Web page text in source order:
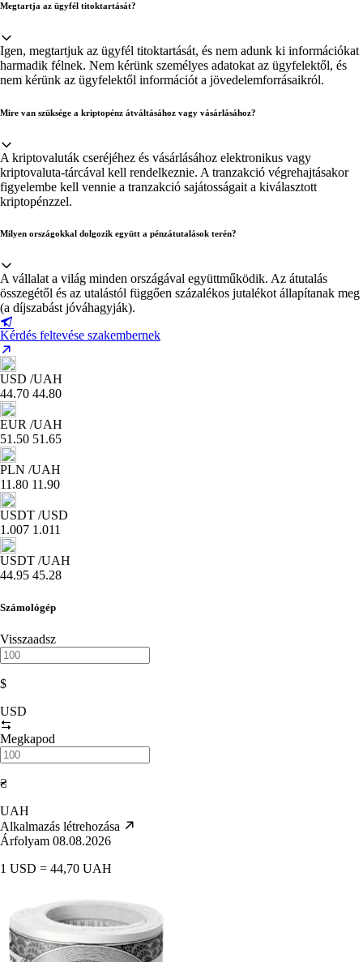
Megtartja az ügyfél titoktartását?
Igen, megtartjuk az ügyfél titoktartását, és nem adunk ki információkat
harmadik félnek. Nem kérünk személyes adatokat az ügyfelektől, és
nem kérünk az ügyfelektől információt a jövedelemforrásaikról.
Mire van szüksége a kriptopénz átváltásához vagy vásárlásához?
A kriptovaluták cseréjéhez és vásárlásához elektronikus vagy
kriptovaluta-tárcával kell rendelkeznie. A tranzakció végrehajtásakor
figyelembe kell vennie a tranzakció sajátosságait a kiválasztott
kriptopénzzel.
Milyen országokkal dolgozik együtt a pénzátutalások terén?
A vállalat a világ minden országával együttműködik. Az átutalás
összegétől és az utalástól függően százalékos jutalékot állapítanak meg
(a díjszabást jóváhagyják).
Kérdés feltevése szakembernek
USD /UAH
44.70 44.80
EUR /UAH
51.50 51.65
PLN /UAH
11.80 11.90
USDT /USD
1.007 1.011
USDT /UAH
44.95 45.28
Számológép
Visszaadsz
$
USD
Megkapod
₴
UAH
Alkalmazás létrehozása
Árfolyam 08.08.2026
1 USD = 44,70 UAH